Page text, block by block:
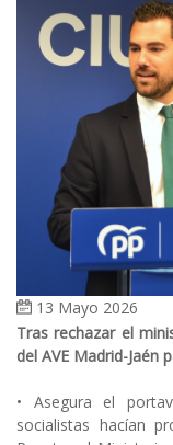
13 Mayo 2026
Tras rechazar el
del AVE Madrid-Jaén
• Asegura el
socialistas hacían